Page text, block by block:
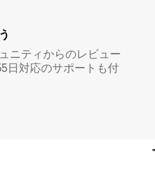
ニティからのレビュー
日対応のサポートも付